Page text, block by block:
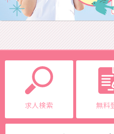
求人検索 無料